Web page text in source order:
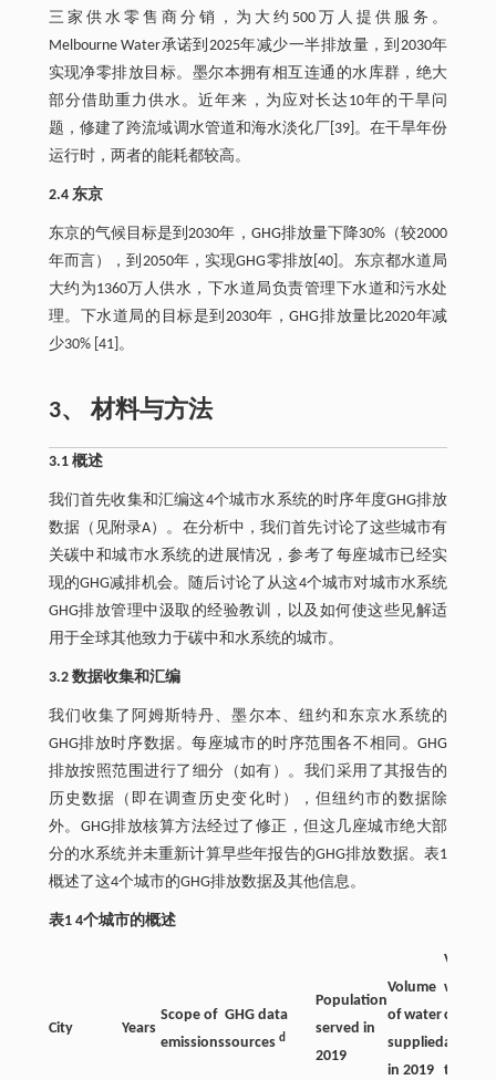
三家供水零售商分销，为大约500万人提供服务。
Melbourne Water承诺到2025年减少一半排放量，到2030年
实现净零排放目标。墨尔本拥有相互连通的水库群，绝大
部分借助重力供水。近年来，为应对长达10年的干旱问
题，修建了跨流域调水管道和海水淡化厂[39]。在干旱年份
运行时，两者的能耗都较高。
2.4 东京
东京的气候目标是到2030年，GHG排放量下降30%（较2000
年而言），到2050年，实现GHG零排放[40]。东京都水道局
大约为1360万人供水，下水道局负责管理下水道和污水处
理。下水道局的目标是到2030年，GHG排放量比2020年减
少30% [41]。
3、 材料与方法
3.1 概述
我们首先收集和汇编这4个城市水系统的时序年度GHG排放
数据（见附录A）。在分析中，我们首先讨论了这些城市有
关碳中和城市水系统的进展情况，参考了每座城市已经实
现的GHG减排机会。随后讨论了从这4个城市对城市水系统
GHG排放管理中汲取的经验教训，以及如何使这些见解适
用于全球其他致力于碳中和水系统的城市。
3.2 数据收集和汇编
我们收集了阿姆斯特丹、墨尔本、纽约和东京水系统的
GHG排放时序数据。每座城市的时序范围各不相同。GHG
排放按照范围进行了细分（如有）。我们采用了其报告的
历史数据（即在调查历史变化时），但纽约市的数据除
外。GHG排放核算方法经过了修正，但这几座城市绝大部
分的水系统并未重新计算早些年报告的GHG排放数据。表1
概述了这4个城市的GHG排放数据及其他信息。
表1 4个城市的概述
City Years
Scope of
emissions
GHG data
sources d
Population
served in
2019
Volume
of water
supplied
in 2019
Volume
and
treated